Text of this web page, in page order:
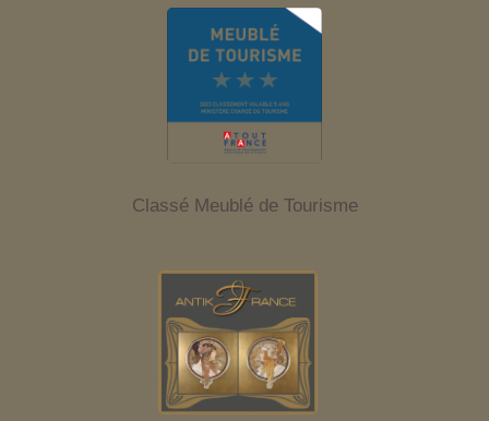
Classé Meublé de Tourisme